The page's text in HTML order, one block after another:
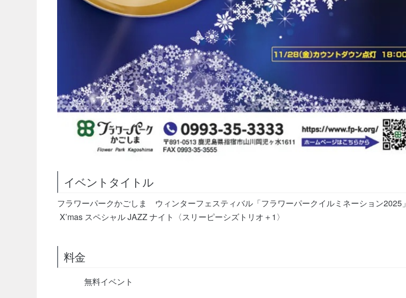
イベントタイトル
フラワーパークかごしま ウィンターフェスティバル「フラワーパークイルミネーション2025」
X’mas スペシャル JAZZ ナイト〈スリーピーシズトリオ＋1〉
料金
無料イベント